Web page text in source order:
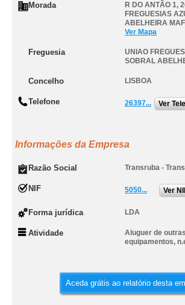
Morada R DO ANTÃO 1,
FREGUESIAS
ABELHEIRA
Ver Mapa
Freguesia
UNIAO
SOBRAL
Concelho LISBOA
Telefone 26397... Ver
Informações da Empresa
Razão Social Transruba -
NIF 5050... Ver
Forma jurídica LDA
Atividade
Aluguer de
equipamentos,
Aceda grátis ao relatório desta